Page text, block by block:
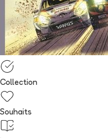
Collection
Souhaits